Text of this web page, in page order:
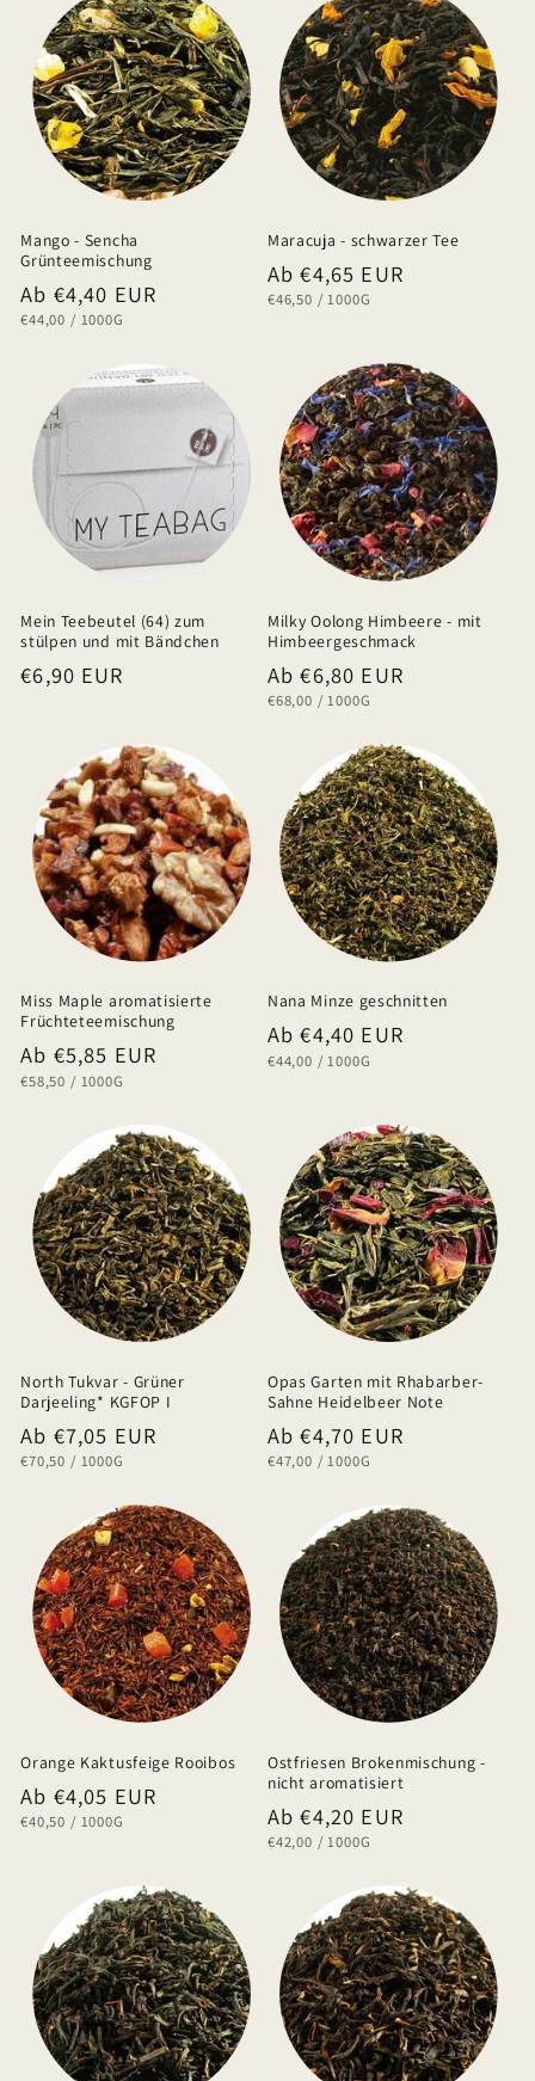
Mango - Sencha
Grünteemischung
Normaler
Preis
Ab €4,40 EUR
GRUNDPREIS
€44,00 / PRO
1000G
Maracuja - schwarzer Tee
Normaler
Preis
Ab €4,65 EUR
GRUNDPREIS
€46,50 / PRO
1000G
Mein Teebeutel (64) zum
stülpen und mit Bändchen
Normaler
€6,90 EUR
Milky Oolong Himbeere - mit
Himbeergeschmack
Normaler
Preis
Ab €6,80 EUR
GRUNDPREIS
€68,00 / PRO
1000G
Miss Maple aromatisierte
Früchteteemischung
Normaler
Preis
Ab €5,85 EUR
GRUNDPREIS
€58,50 / PRO
1000G
Nana Minze geschnitten
Normaler
Preis
Ab €4,40 EUR
GRUNDPREIS
€44,00 / PRO
1000G
North Tukvar - Grüner
Darjeeling* KGFOP I
Normaler
Preis
Ab €7,05 EUR
GRUNDPREIS
€70,50 / PRO
1000G
Opas Garten mit Rhabarber-
Sahne Heidelbeer Note
Normaler
Preis
Ab €4,70 EUR
GRUNDPREIS
€47,00 / PRO
1000G
Orange Kaktusfeige Rooibos
Normaler
Preis
Ab €4,05 EUR
GRUNDPREIS
€40,50 / PRO
1000G
Ostfriesen Brokenmischung -
nicht aromatisiert
Normaler
Preis
Ab €4,20 EUR
GRUNDPREIS
€42,00 / PRO
1000G